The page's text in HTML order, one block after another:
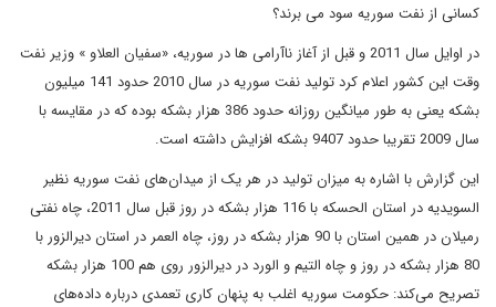
کسانی از نفت سوریه سود می برند؟
در اوایل سال 2011 و قبل از آغاز ناآرامی ها در سوریه، «سفیان العلاو » وزیر نفت
وقت این کشور اعلام کرد تولید نفت سوریه در سال 2010 حدود 141 میلیون
بشکه یعنی به طور میانگین روزانه حدود 386 هزار بشکه بوده که در مقایسه با
سال 2009 تقریبا حدود 9407 بشکه افزایش داشته است.
این گزارش با اشاره به میزان تولید در هر یک از میدان‌های نفت سوریه نظیر
السویدیه در استان الحسکه با 116 هزار بشکه در روز قبل سال 2011، چاه نفتی
رمیلان در همین استان با 90 هزار بشکه در روز، چاه العمر در استان دیرالزور با
80 هزار بشکه در روز و چاه التیم و الورد در دیرالزور روی هم 100 هزار بشکه
تصریح می‌کند: حکومت سوریه اغلب به پنهان کاری تعمدی درباره داده‌های